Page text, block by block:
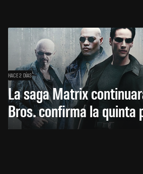
HACE 2 DÍAS
La saga Matrix
Bros. confirma la quinta